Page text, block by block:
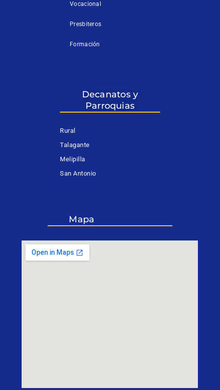
Vocacional
Presbiteros
Formación
Decanatos y
Parroquias
Rural
Talagante
Melipilla
San Antonio
Mapa